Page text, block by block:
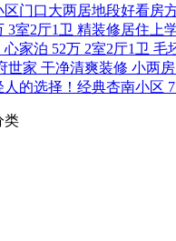
门口大两居地段好看房
3室2厅1卫 精装修居住上
家泊 52万 2室2厅1卫 毛
世家 干净清爽装修 小两
的选择！经典杏南小区
类